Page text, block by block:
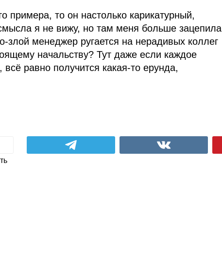
примера, то он настолько карикатурный,
я не вижу, но там меня больше зацепила
менеджер ругается на нерадивых коллег
начальству? Тут даже если каждое
равно получится какая‑то ерунда,